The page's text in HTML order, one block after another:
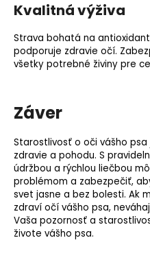
Kvalitná výživa
Strava bohatá na
podporuje zdravie očí.
všetky potrebné živiny pre
Záver
Starostlivosť o oči vášho
zdravie a pohodu. S
údržbou a rýchlou liečbou
problémom a zabezpečiť,
svet jasne a bez bolesti. Ak
zdraví očí vášho psa,
Vaša pozornosť a
živote vášho psa.